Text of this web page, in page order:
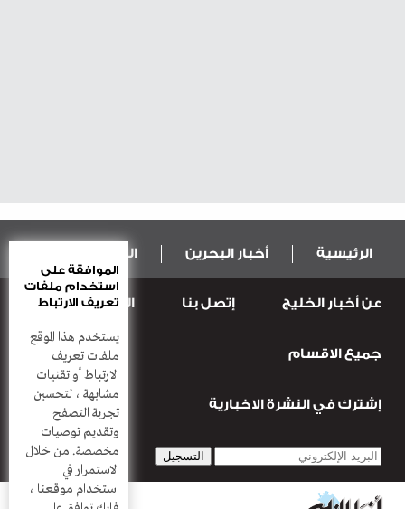
الرئيسية أخبار البحرين المال و الاقتصاد
عربية ودولية الرياضة
قضـايــا وحـــوادث أعمدة
عن أخبار الخليج إتصل بنا المطبعة
جميع الاقسام
إشترك في النشرة الاخبارية
الموافقة على
استخدام ملفات
تعريف الارتباط
يستخدم هذا الموقع
ملفات تعريف
الارتباط أو تقنيات
مشابهة ، لتحسين
تجربة التصفح
وتقديم توصيات
مخصصة. من خلال
الاستمرار في
استخدام موقعنا ،